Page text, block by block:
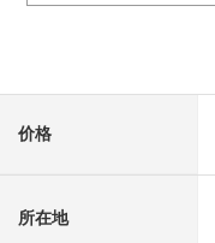
价格
所在地